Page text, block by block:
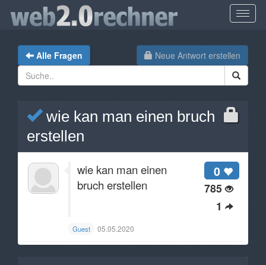
Neue Antwort erstellen
Alle Fragen
wie kan man einen bruch
erstellen
0
785
1
wie kan man einen
bruch erstellen
Guest 05.05.2020